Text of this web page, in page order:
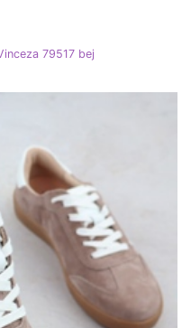
79517 bej